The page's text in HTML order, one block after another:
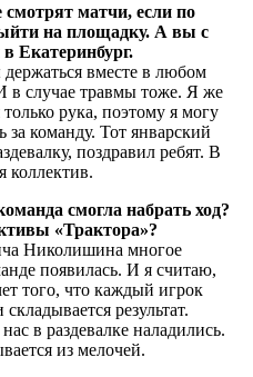
матчи, если по
на площадку. А вы с
Екатеринбург.
вместе в любом
в случае травмы тоже. Я же
рука, поэтому я могу
за команду. Тот январский
поздравил ребят. В
коллектив.
смогла набрать ход?
«Трактора»?
Николишина многое
появилась. И я считаю,
того, что каждый игрок
результат.
в раздевалке наладились.
из мелочей.